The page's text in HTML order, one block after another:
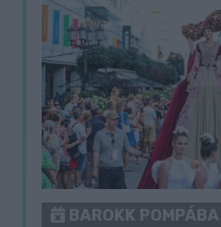
BAROKK